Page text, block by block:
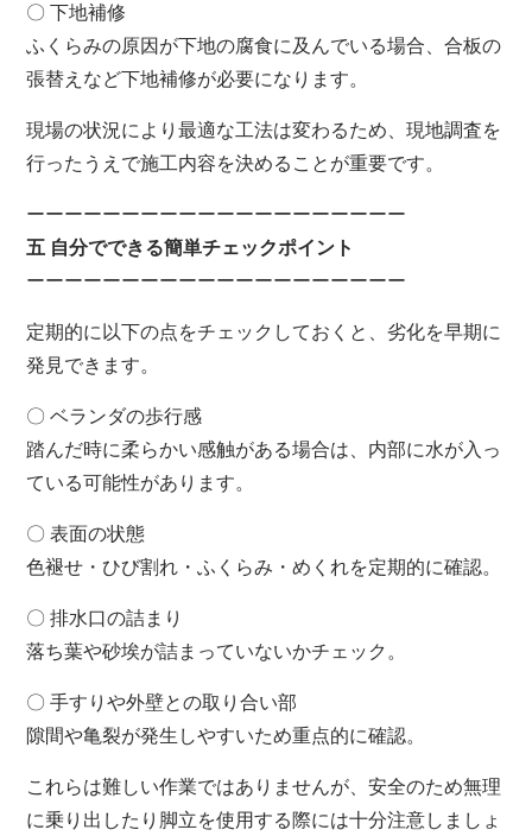
〇 下地補修
ふくらみの原因が下地の腐食に及んでいる場合、合板の
張替えなど下地補修が必要になります。
現場の状況により最適な工法は変わるため、現地調査を
行ったうえで施工内容を決めることが重要です。
ーーーーーーーーーーーーーーーーーーーー
五 自分でできる簡単チェックポイント
ーーーーーーーーーーーーーーーーーーーー
定期的に以下の点をチェックしておくと、劣化を早期に
発見できます。
〇 ベランダの歩行感
踏んだ時に柔らかい感触がある場合は、内部に水が入っ
ている可能性があります。
〇 表面の状態
色褪せ・ひび割れ・ふくらみ・めくれを定期的に確認。
〇 排水口の詰まり
落ち葉や砂埃が詰まっていないかチェック。
〇 手すりや外壁との取り合い部
隙間や亀裂が発生しやすいため重点的に確認。
これらは難しい作業ではありませんが、安全のため無理
に乗り出したり脚立を使用する際には十分注意しましょ